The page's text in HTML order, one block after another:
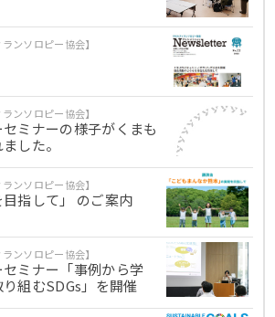
ンソロピー協会】
ンソロピー協会】
ミナーの様子がくまも
した。
ンソロピー協会】
指して」 のご案内
ンソロピー協会】
ミナー「事例から学
組むSDGs」を開催